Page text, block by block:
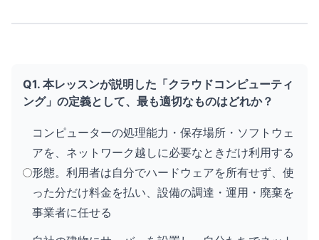
Q1. 本レッスンが説明した「クラウドコンピューティ
ング」の定義として、最も適切なものはどれか？
コンピューターの処理能力・保存場所・ソフトウェ
アを、ネットワーク越しに必要なときだけ利用する
形態。利用者は自分でハードウェアを所有せず、使
った分だけ料金を払い、設備の調達・運用・廃棄を
事業者に任せる